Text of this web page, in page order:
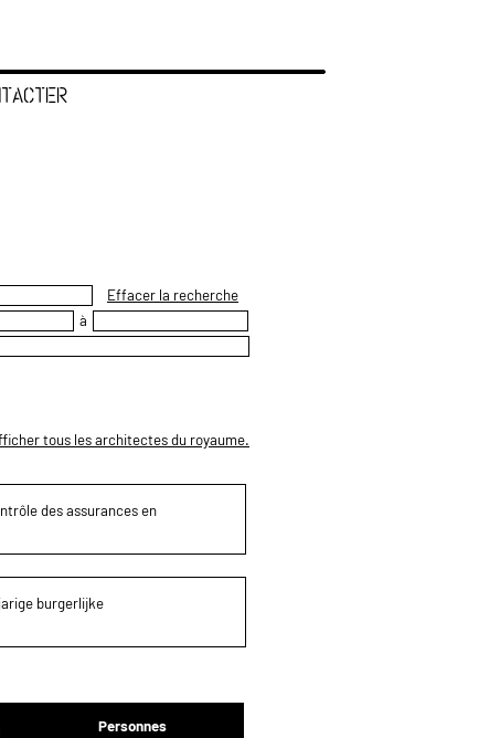
Effacer la recherche
à
tous les architectes du royaume.
des assurances en
burgerlijke
Personnes